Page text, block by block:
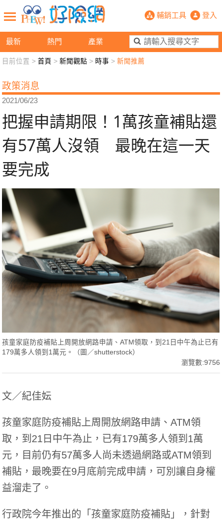
最新 熱門 產業
把握申請期限！1萬孩童補貼還有
輔銷工具 登入
新聞觀點 業務交流 好險懂生活
退休先準備 好險學堂 輔銷工具 活動專區
目前位置 >首頁 >新聞觀點 > 時事 >新聞推薦
政策消息
2021/06/23
把握申請期限！1萬孩童補貼還
有57萬人沒領 最晚在這一天
要完成
孩童家庭防疫補貼上周開放網路申請、ATM領取，到21日中午為止已有
179萬多人領到1萬元。（圖／shutterstock）
瀏覽數:9756
文／紀佳妘
孩童家庭防疫補貼上周開放網路申請、ATM領
取，到21日中午為止，已有179萬多人領到1萬
元，目前仍有57萬多人尚未透過網路或ATM領到
補貼，最晚要在9月底前完成申請，可別讓自身權
益溜走了。
行政院今年推出的「孩童家庭防疫補貼」，針對